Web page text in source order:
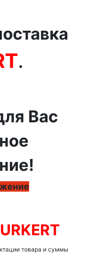
.
Вас
товара и суммы